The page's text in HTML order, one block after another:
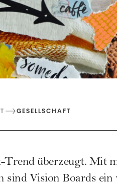
GESELLSCHAFT
überzeugt. Mit
sind Vision Boards